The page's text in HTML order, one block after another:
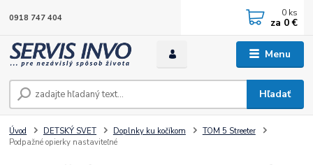
Menu
Hľadať
0918 747 404 0 ks
za 0 €
Úvod DETSKÝ SVET Doplnky ku kočíkom
TOM 5 Streeter
Podpažné opierky nastaviteľné